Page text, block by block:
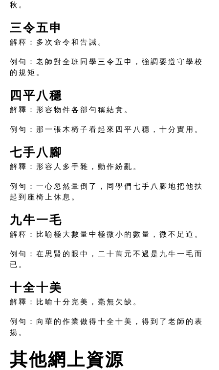
秋。
三令五申
解釋：多次命令和告誡。
例句：老師對全班同學三令五申，強調要遵守學校
的規矩。
四平八穩
解釋：形容物件各部勻稱結實。
例句：那一張木椅子看起來四平八穩，十分實用。
七手八腳
解釋：形容人多手雜，動作紛亂。
例句：一心忽然暈倒了，同學們七手八腳地把他扶
起到座椅上休息。
九牛一毛
解釋：比喻極大數量中極微小的數量，微不足道。
例句：在思賢的眼中，二十萬元不過是九牛一毛而
已。
十全十美
解釋：比喻十分完美，毫無欠缺。
例句：向華的作業做得十全十美，得到了老師的表
揚。
其他網上資源